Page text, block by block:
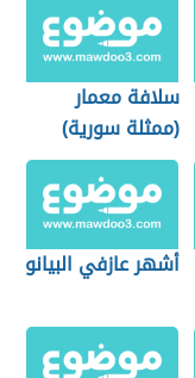
سلافة معمار
(ممثلة سورية)
أشهر عازفي البيانو